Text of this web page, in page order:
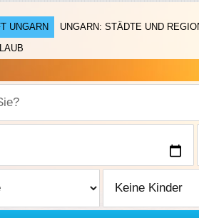
UNGARN UNGARN: STÄDTE UND